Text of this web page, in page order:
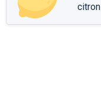
citron